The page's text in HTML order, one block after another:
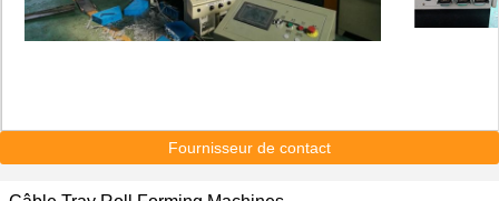
Fournisseur de contact